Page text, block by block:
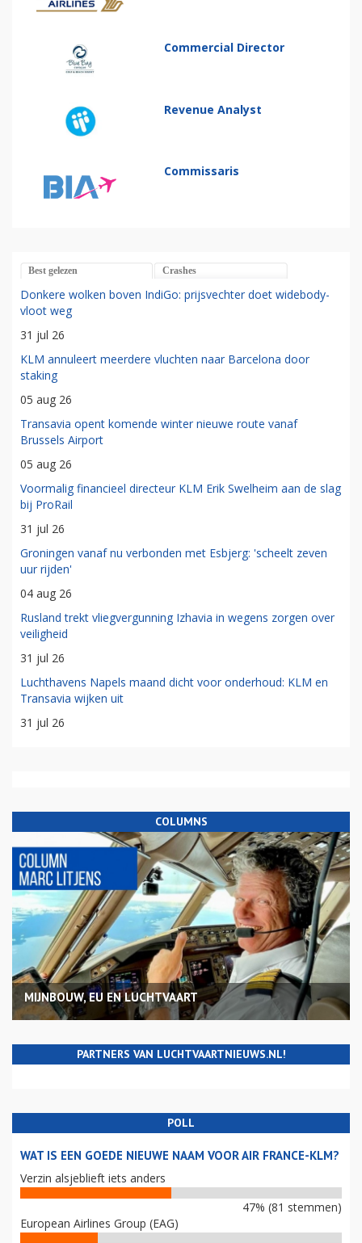
Commercial Director
Revenue Analyst
Commissaris
Best gelezen Crashes
Donkere wolken boven IndiGo: prijsvechter doet widebody-
vloot weg
31 jul 26
KLM annuleert meerdere vluchten naar Barcelona door
staking
05 aug 26
Transavia opent komende winter nieuwe route vanaf
Brussels Airport
05 aug 26
Voormalig financieel directeur KLM Erik Swelheim aan de slag
bij ProRail
31 jul 26
Groningen vanaf nu verbonden met Esbjerg: 'scheelt zeven
uur rijden'
04 aug 26
Rusland trekt vliegvergunning Izhavia in wegens zorgen over
veiligheid
31 jul 26
Luchthavens Napels maand dicht voor onderhoud: KLM en
Transavia wijken uit
31 jul 26
COLUMNS
MIJNBOUW, EU EN LUCHTVAART
PARTNERS VAN LUCHTVAARTNIEUWS.NL!
POLL
WAT IS EEN GOEDE NIEUWE NAAM VOOR AIR FRANCE-KLM?
Verzin alsjeblieft iets anders
47% (81 stemmen)
European Airlines Group (EAG)